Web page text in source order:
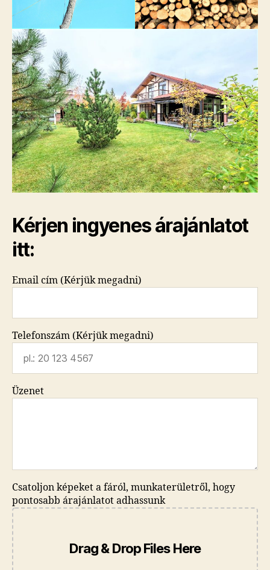
Kérjen ingyenes árajánlatot
itt:
Email cím (Kérjük megadni)
Telefonszám (Kérjük megadni)
Üzenet
Csatoljon képeket a fáról, munkaterületről, hogy
pontosabb árajánlatot adhassunk
Drag & Drop Files Here